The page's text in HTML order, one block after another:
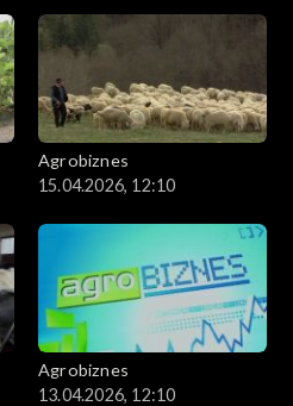
Agrobiznes
15.04.2026, 12:10
Agrobiznes
13.04.2026, 12:10